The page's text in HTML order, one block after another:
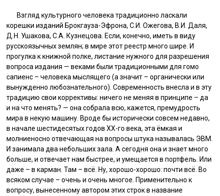
Взгляд культурного человека традиционно ласкали
корешки изданий Брокгауза-Эфрона, С.И. Ожегова, В.И. Даля,
Д.Н. Ушакова, С.А. Кузнецова. Если, конечно, иметь в виду
русскоязычных землян; в мире этот реестр много шире. И
прогулка к книжной полке, листание нужного для разрешения
вопроса издания — веками были традиционными для гомо
сапиенс – человека мыслящего (а значит – органически или
вынужденно любознательного). Современность внесла и в эту
традицию свои коррективы: ничего не меняя в принципе – да
и на что менять? — она собрала всю, кажется, премудрость
мира в некую машину. Вроде бы исторически совсем недавно,
в начале шестидесятых годов ХХ-го века, эта ёмкая и
молниеносно отвечающая на вопросы штука называлась ЭВМ.
И занимала два небольших зала. А сегодня она и знает много
больше, и отвечает нам быстрее, и умещается в портфель. Или
даже – в карман. Там – всё. Ну, хорошо-хорошо: почти всё. Во
всяком случае – очень и очень многое. Применительно к
вопросу, вынесенному автором этих строк в название